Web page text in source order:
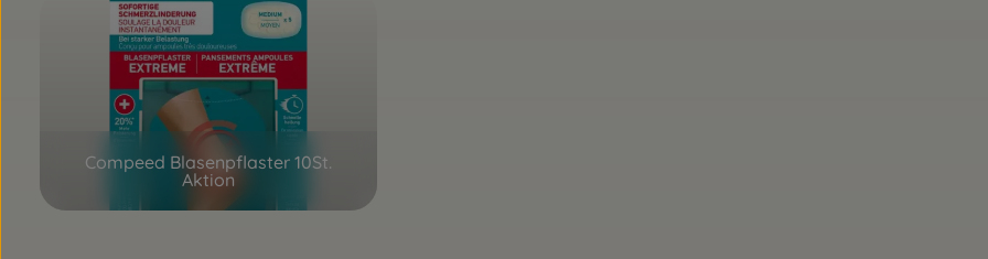
Compeed Blasenpflaster 10St.
Aktion